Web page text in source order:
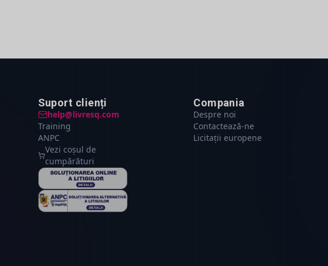
Suport clienți
help@livresq.com
Training
ANPC
Vezi coșul de
cumpărături
Compania
Despre noi
Contactează-ne
Licitații europene